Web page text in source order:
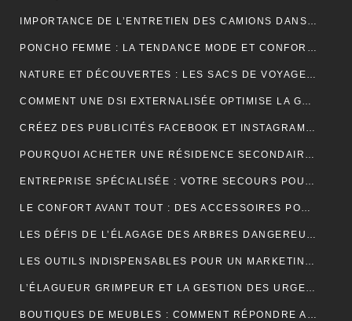
IMPORTANCE DE L’ENTRETIEN DES CAMIONS DANS LE MONDE DU TRANSPORT ROUTIER
PONCHO FEMME : LA TENDANCE MODE ET CONFORT POUR L’HIVER
NATURE ET DÉCOUVERTES : LES SACS DE VOYAGE À COMPRESSION POUR OPTIMISER CHAQUE AVENTURE
COMMENT UNE DSI EXTERNALISÉE OPTIMISE LA GESTION DE VOTRE SYSTÈME D’INFORMATION ?
CRÉEZ DES PUBLICITÉS FACEBOOK ET INSTAGRAM EFFICACES POUR VOTRE BUSINESS
POURQUOI ACHETER UNE RÉSIDENCE SECONDAIRE DANS LA STATION BALNÉAIRE DE PORTICCIO EN CORSE DU SUD, DANS LE GOLFE D’AJACCIO ?
ENTREPRISE SPÉCIALISÉE : VOTRE SECOURS POUR FACILITER VOTRE DÉMÉNAGEMENT
LE CONFORT AVANT TOUT : DES ACCESSOIRES POUR JOUER PENDANT DES HEURES
LES DÉFIS DE L’ÉLAGAGE DES ARBRES DANGEREUX EN MILIEU RÉSIDENTIEL
LES OUTILS INDISPENSABLES POUR UN MARKETING DIGITAL RÉUSSI
L’ÉLAGUEUR GRIMPEUR ET LA GESTION DES URGENCES SUR LES ARBRES DANGEREUX
BOUTIQUES DE MEUBLES : COMMENT RÉPONDRE AUX EXIGENCES DES CLIENTS POINTILLEUX ?